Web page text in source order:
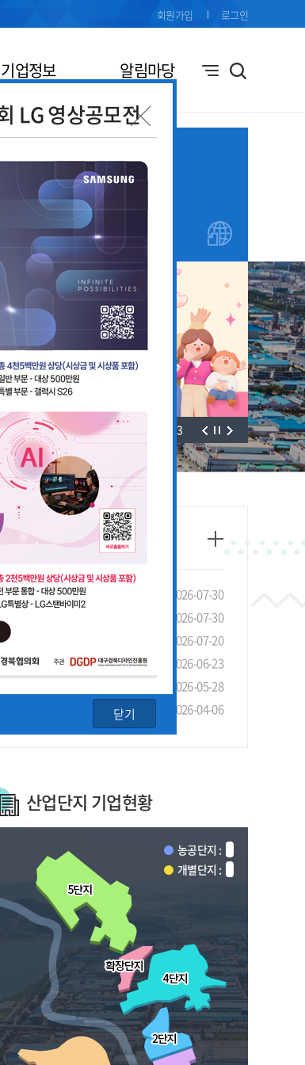
기업정보 알림마당
회원가입 로그인
LG 영상공모전
닫기
창업지원
안내
/3
안내 및 협조 요청
2026-07-30
안내
2026-07-30
2026-07-20
전 개최
2026-06-23
2026-05-28
2026-04-06
산업단지 기업현황
농공단지 :
개별단지 :